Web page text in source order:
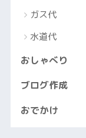
ガス代
水道代
おしゃべり
ブログ作成
おでかけ